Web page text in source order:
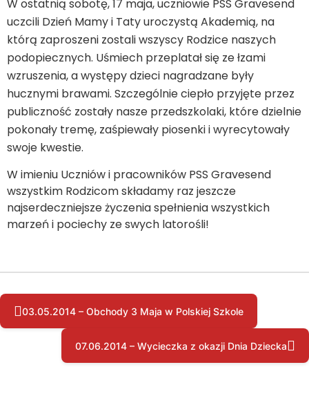
W ostatnią sobotę, 17 maja, uczniowie PSS Gravesend
uczcili Dzień Mamy i Taty uroczystą Akademią, na
którą zaproszeni zostali wszyscy Rodzice naszych
podopiecznych. Uśmiech przeplatał się ze łzami
wzruszenia, a występy dzieci nagradzane były
hucznymi brawami. Szczególnie ciepło przyjęte przez
publiczność zostały nasze przedszkolaki, które dzielnie
pokonały tremę, zaśpiewały piosenki i wyrecytowały
swoje kwestie.
W imieniu Uczniów i pracowników PSS Gravesend
wszystkim Rodzicom składamy raz jeszcze
najserdeczniejsze życzenia spełnienia wszystkich
marzeń i pociechy ze swych latorośli!
03.05.2014 – Obchody 3 Maja w Polskiej Szkole
07.06.2014 – Wycieczka z okazji Dnia Dziecka